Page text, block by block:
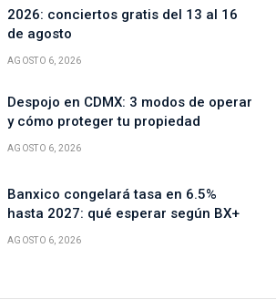
2026: conciertos gratis del 13 al 16
de agosto
AGOSTO 6, 2026
Despojo en CDMX: 3 modos de operar
y cómo proteger tu propiedad
AGOSTO 6, 2026
Banxico congelará tasa en 6.5%
hasta 2027: qué esperar según BX+
AGOSTO 6, 2026